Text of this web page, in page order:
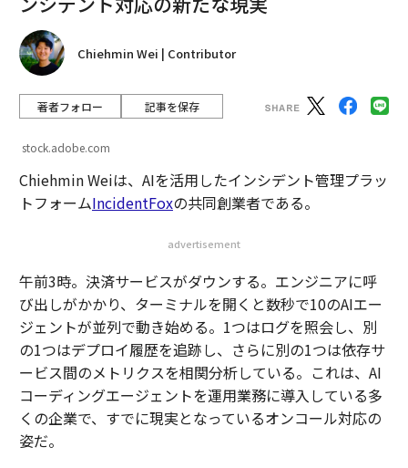
Chiehmin Wei | Contributor
著者フォロー 記事を保存
stock.adobe.com
Chiehmin Weiは、AIを活用したインシデント管理プラッ
トフォームIncidentFoxの共同創業者である。
advertisement
午前3時。決済サービスがダウンする。エンジニアに呼
び出しがかかり、ターミナルを開くと数秒で10のAIエー
ジェントが並列で動き始める。1つはログを照会し、別
の1つはデプロイ履歴を追跡し、さらに別の1つは依存サ
ービス間のメトリクスを相関分析している。これは、AI
コーディングエージェントを運用業務に導入している多
くの企業で、すでに現実となっているオンコール対応の
姿だ。